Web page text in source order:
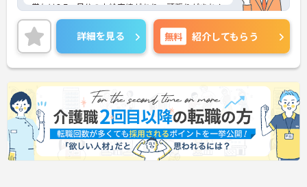
賞与は3.7ヶ月分の支給実績があり、頑張りがきちん
と評価される職場です。また、育児休業・介護休業
の取得実績もあり、ライフステージが変化しても安
心してお勤めいただける環境です。
ご興味のある方には、面接対策ポイントなど、さら
に詳細をお話しいたしますのでお気軽にご相談くだ
さい！
詳細を見る 無料 紹介してもらう